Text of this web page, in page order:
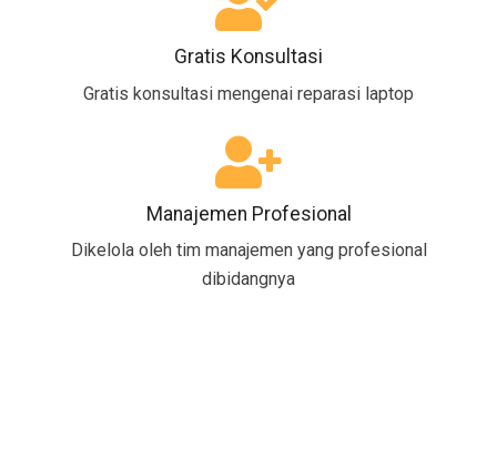
Gratis Konsultasi
Gratis konsultasi mengenai reparasi laptop
Manajemen Profesional
Dikelola oleh tim manajemen yang profesional
dibidangnya